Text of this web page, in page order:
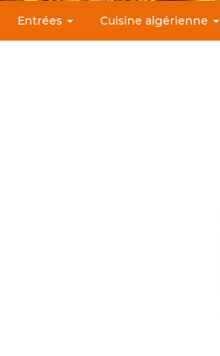
Entrées Cuisine algérienne